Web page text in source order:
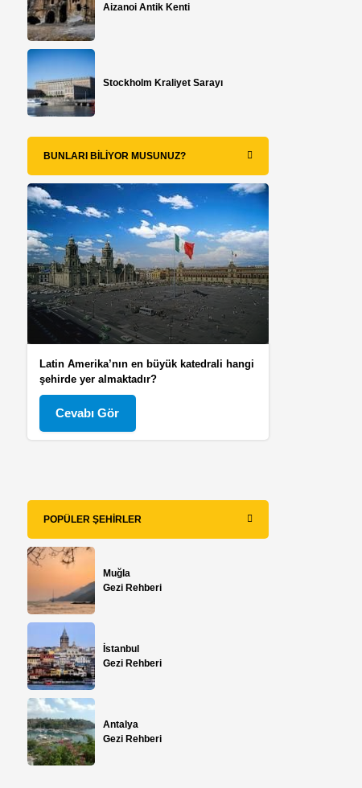
Aizanoi Antik Kenti
Stockholm Kraliyet Sarayı
BUNLARI BILIYOR MUSUNUZ?
Latin Amerika’nın en büyük katedrali hangi
şehirde yer almaktadır?
Cevabı Gör
POPÜLER ŞEHIRLER
Muğla
Gezi Rehberi
İstanbul
Gezi Rehberi
Antalya
Gezi Rehberi